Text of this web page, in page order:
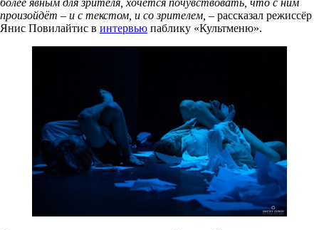
более явным для зрителя, хочется почувствовать, что с ним
произойдёт – и с текстом, и со зрителем, – рассказал режиссёр
Янис Повилайтис в интервью паблику «Культменю».